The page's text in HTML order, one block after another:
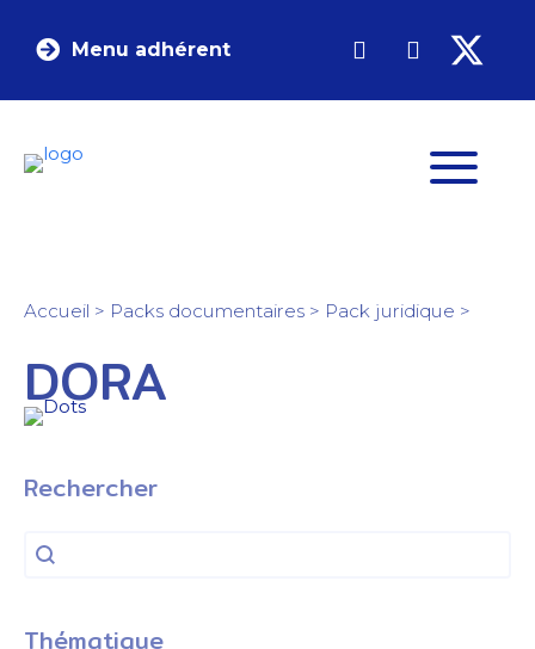
Menu adhérent
Accueil > Packs documentaires > Pack juridique >
DORA
Rechercher
Rechercher
Rechercher
Thématique